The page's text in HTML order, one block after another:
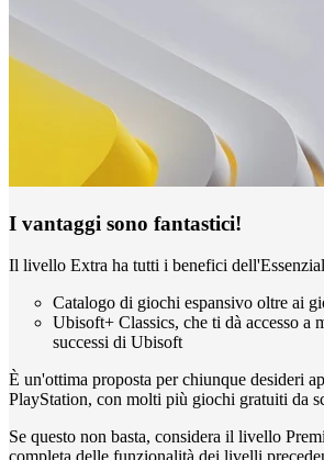
I vantaggi sono fantastici!
Il livello Extra ha tutti i benefici
Catalogo di giochi espansivo oltre ai
Ubisoft+ Classics, che ti dà accesso a
successi di Ubisoft
È un'ottima proposta per chiunque desideri
PlayStation, con molti più giochi gratuiti da
Se questo non basta, considera il livello